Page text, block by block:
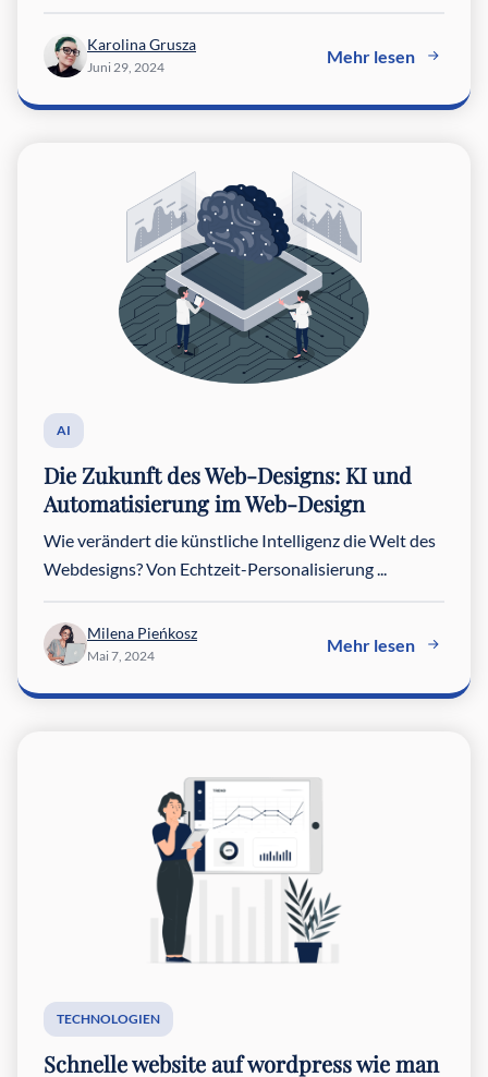
Karolina Grusza
Juni 29, 2024
Mehr lesen
AI
Die Zukunft des Web-Designs: KI und
Automatisierung im Web-Design
Wie verändert die künstliche Intelligenz die Welt des
Webdesigns? Von Echtzeit-Personalisierung ...
Milena Pieńkosz
Mai 7, 2024
Mehr lesen
TECHNOLOGIEN
Schnelle website auf wordpress wie man